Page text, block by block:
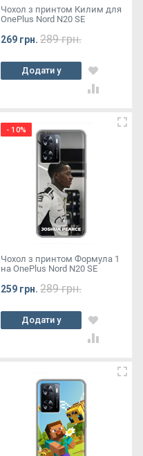
Чохол з принтом Килим для
OnePlus Nord N20 SE
269 грн. 289 грн.
Додати у
кошик
- 10%
Чохол з принтом Формула 1
на OnePlus Nord N20 SE
259 грн. 289 грн.
Додати у
кошик